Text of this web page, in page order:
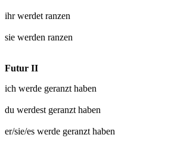
ihr werdet ranzen
sie werden ranzen
Futur II
ich werde geranzt haben
du werdest geranzt haben
er/sie/es werde geranzt haben